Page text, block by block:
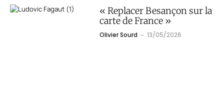
« Replacer Besançon sur la
carte de France »
Olivier Sourd 13/05/2026